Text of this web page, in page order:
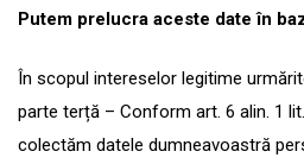
Putem prelucra aceste date în
În scopul intereselor legitime
parte terță – Conform art. 6 alin. 1
colectăm datele dumneavoastră